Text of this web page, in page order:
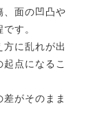
、面の凹凸や
す。
に乱れが出
点になるこ
がそのまま